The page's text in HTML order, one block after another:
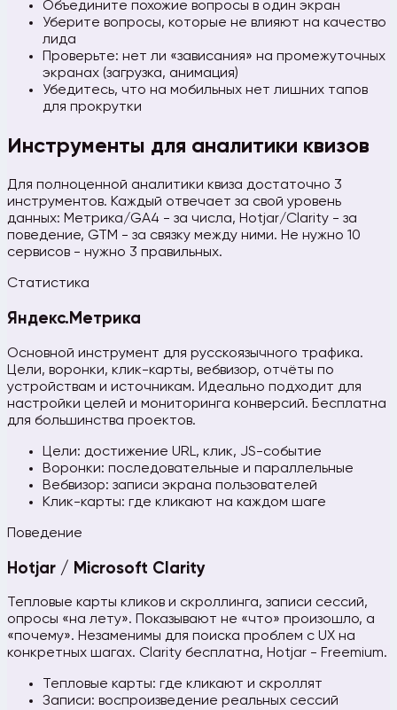
Объедините похожие вопросы в один экран
Уберите вопросы, которые не влияют на качество
лида
Проверьте: нет ли «зависания» на промежуточных
экранах (загрузка, анимация)
Убедитесь, что на мобильных нет лишних тапов
для прокрутки
Инструменты для аналитики квизов
Для полноценной аналитики квиза достаточно 3
инструментов. Каждый отвечает за свой уровень
данных: Метрика/GA4 - за числа, Hotjar/Clarity - за
поведение, GTM - за связку между ними. Не нужно 10
сервисов - нужно 3 правильных.
Статистика
Яндекс.Метрика
Основной инструмент для русскоязычного трафика.
Цели, воронки, клик-карты, вебвизор, отчёты по
устройствам и источникам. Идеально подходит для
настройки целей и мониторинга конверсий. Бесплатна
для большинства проектов.
Цели: достижение URL, клик, JS-событие
Воронки: последовательные и параллельные
Вебвизор: записи экрана пользователей
Клик-карты: где кликают на каждом шаге
Поведение
Hotjar / Microsoft Clarity
Тепловые карты кликов и скроллинга, записи сессий,
опросы «на лету». Показывают не «что» произошло, а
«почему». Незаменимы для поиска проблем с UX на
конкретных шагах. Clarity бесплатна, Hotjar - Freemium.
Тепловые карты: где кликают и скроллят
Записи: воспроизведение реальных сессий